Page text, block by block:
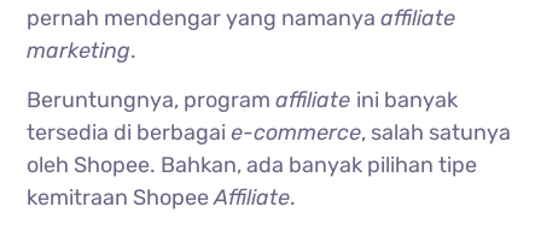
pernah mendengar yang namanyaaffiliate
marketing.
Beruntungnya, programaffiliate ini banyak
tersedia di berbagai e-commerce, salah satunya
oleh Shopee. Bahkan, ada banyak pilihan tipe
kemitraan ShopeeAffiliate.